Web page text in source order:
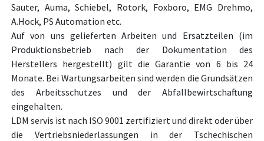
Sauter, Auma, Schiebel, Rotork, Foxboro, EMG Drehmo,
A.Hock, PS Automation etc.
Auf von uns gelieferten Arbeiten und Ersatzteilen (im
Produktionsbetrieb nach der Dokumentation des
Herstellers hergestellt) gilt die Garantie von 6 bis 24
Monate. Bei Wartungsarbeiten sind werden die Grundsätzen
des Arbeitsschutzes und der Abfallbewirtschaftung
eingehalten.
LDM servis ist nach ISO 9001 zertifiziert und direkt oder über
die Vertriebsniederlassungen in der Tschechischen